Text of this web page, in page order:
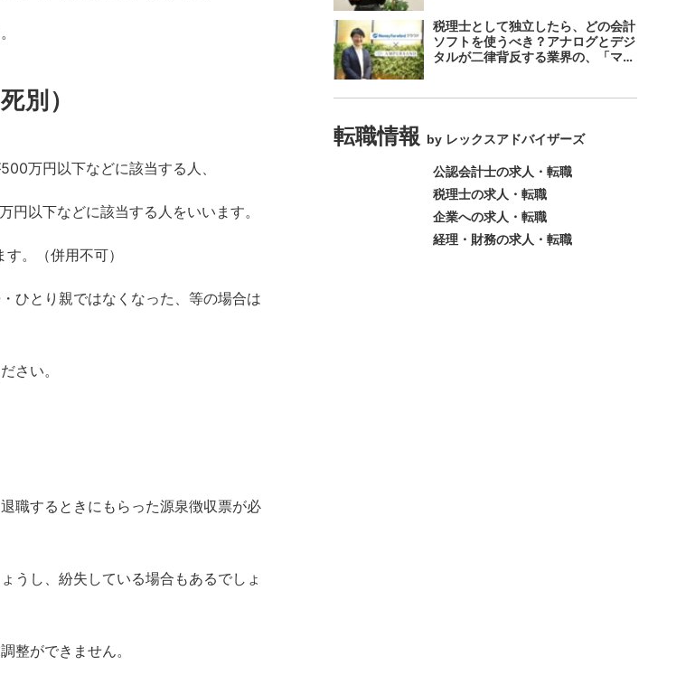
別）
万円以下などに該当する人、
以下などに該当する人をいいます。
。（併用不可）
ひとり親ではなくなった、等の場合は
さい。
職するときにもらった源泉徴収票が必
うし、紛失している場合もあるでしょ
整ができません。
税理士として独立したら、どの会計
ソフトを使うべき？アナログとデジ
タルが二律背反する業界の、「マネ
転職情報 by レックスアドバイザーズ
公認会計士の求人・転職
税理士の求人・転職
企業への求人・転職
経理・財務の求人・転職